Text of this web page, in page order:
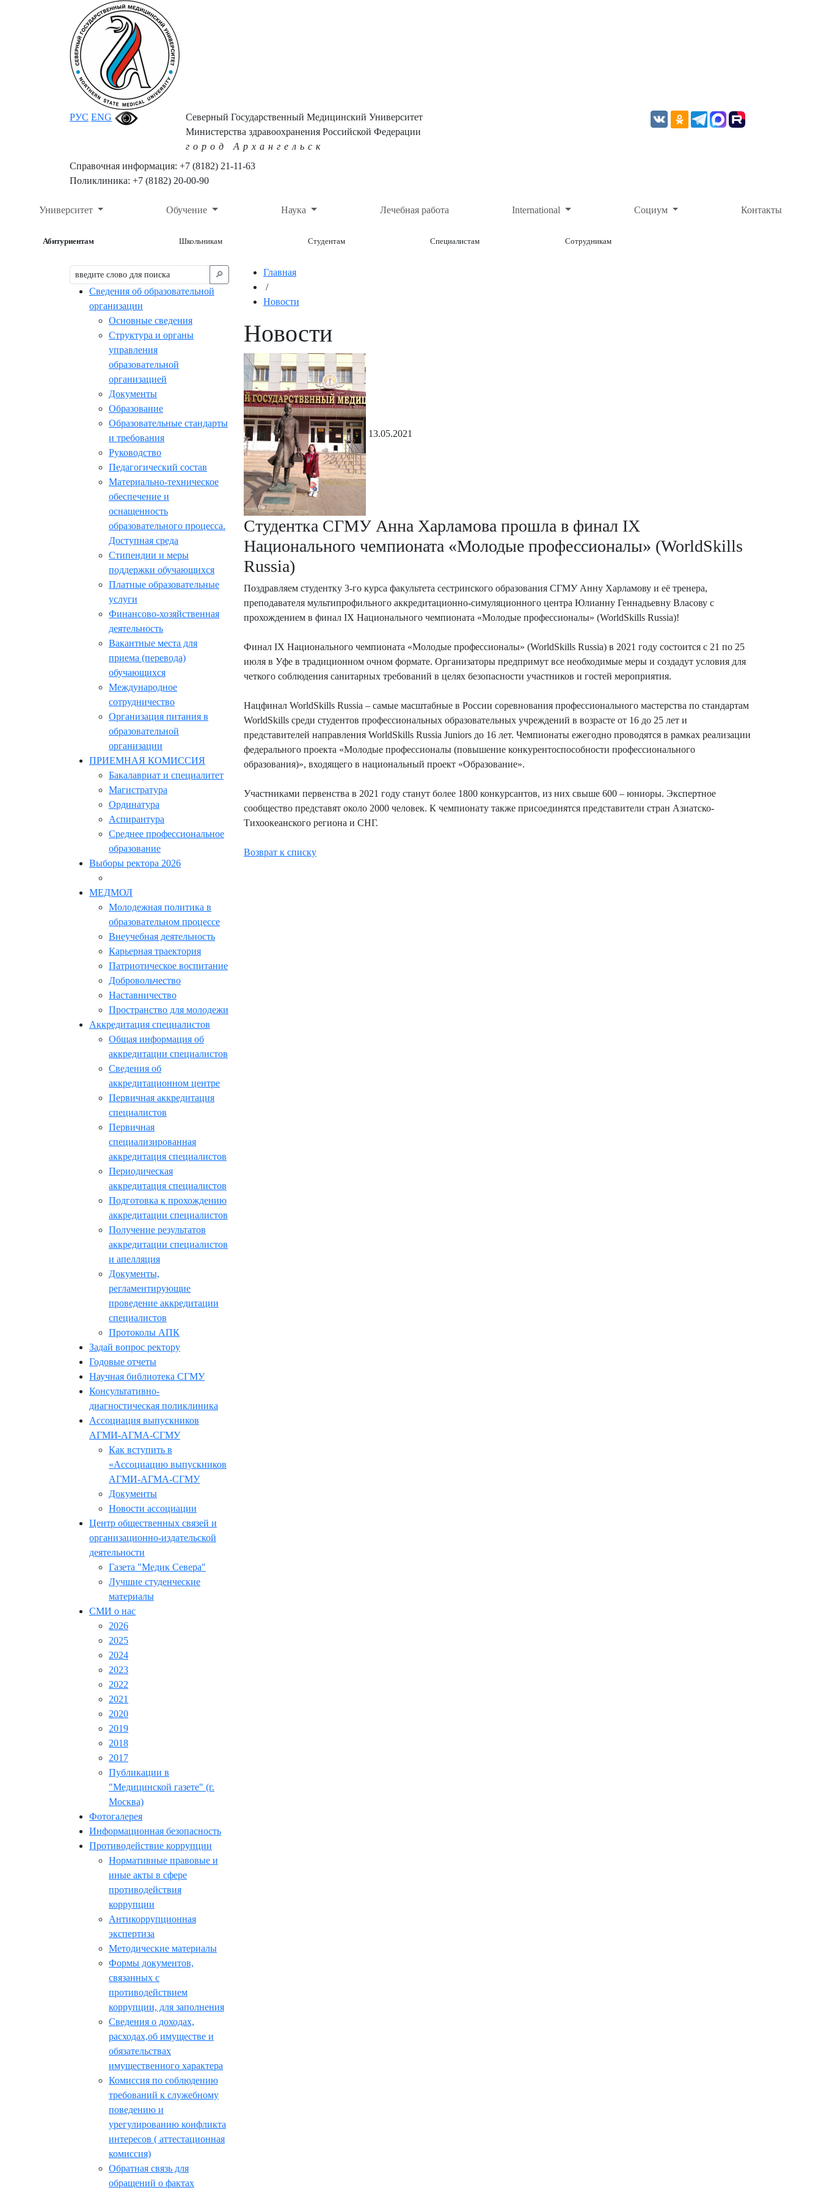
РУС ENG
Северный Государственный Медицинский Университет
Министерства здравоохранения Российской Федерации
город Архангельск
Справочная информация: +7 (8182) 21-11-63
Поликлиника: +7 (8182) 20-00-90
Университет Обучение Наука Лечебная работа International Социум Контакты
Абитуриентам Школьникам Студентам Специалистам Сотрудникам
🔎︎
Сведения об образовательной
организации
Основные сведения
Структура и органы
управления
образовательной
организацией
Документы
Образование
Образовательные стандарты
и требования
Руководство
Педагогический состав
Материально-техническое
обеспечение и
оснащенность
образовательного процесса.
Доступная среда
Стипендии и меры
поддержки обучающихся
Платные образовательные
услуги
Финансово-хозяйственная
деятельность
Вакантные места для
приема (перевода)
обучающихся
Международное
сотрудничество
Организация питания в
образовательной
организации
ПРИЕМНАЯ КОМИССИЯ
Бакалавриат и специалитет
Магистратура
Ординатура
Аспирантура
Среднее профессиональное
образование
Выборы ректора 2026
МЕДМОЛ
Молодежная политика в
образовательном процессе
Внеучебная деятельность
Карьерная траектория
Патриотическое воспитание
Добровольчество
Наставничество
Пространство для молодежи
Аккредитация специалистов
Общая информация об
аккредитации специалистов
Сведения об
аккредитационном центре
Первичная аккредитация
специалистов
Первичная
специализированная
аккредитация специалистов
Периодическая
аккредитация специалистов
Подготовка к прохождению
аккредитации специалистов
Получение результатов
аккредитации специалистов
и апелляция
Документы,
регламентирующие
проведение аккредитации
специалистов
Протоколы АПК
Задай вопрос ректору
Годовые отчеты
Научная библиотека СГМУ
Консультативно-
диагностическая поликлиника
Ассоциация выпускников
АГМИ-АГМА-СГМУ
Как вступить в
«Ассоциацию выпускников
АГМИ-АГМА-СГМУ
Документы
Новости ассоциации
Центр общественных связей и
организационно-издательской
деятельности
Газета "Медик Севера"
Лучшие студенческие
материалы
СМИ о нас
2026
2025
2024
2023
2022
2021
2020
2019
2018
2017
Публикации в
"Медицинской газете" (г.
Москва)
Фотогалерея
Информационная безопасность
Противодействие коррупции
Нормативные правовые и
иные акты в сфере
противодействия
коррупции
Антикоррупционная
экспертиза
Методические материалы
Формы документов,
связанных с
противодействием
коррупции, для заполнения
Сведения о доходах,
расходах,об имуществе и
обязательствах
имущественного характера
Комиссия по соблюдению
требований к служебному
поведению и
урегулированию конфликта
интересов ( аттестационная
комиссия)
Обратная связь для
обращений о фактах
Главная
/
Новости
Новости
13.05.2021
Студентка СГМУ Анна Харламова прошла в финал IX
Национального чемпионата «Молодые профессионалы» (WorldSkills
Russia)
Поздравляем студентку 3-го курса факультета сестринского образования СГМУ Анну Харламову и её тренера,
преподавателя мультипрофильного аккредитационно-симуляционного центра Юлианну Геннадьевну Власову с
прохождением в финал IX Национального чемпионата «Молодые профессионалы» (WorldSkills Russia)!
Финал IX Национального чемпионата «Молодые профессионалы» (WorldSkills Russia) в 2021 году состоится с 21 по 25
июля в Уфе в традиционном очном формате. Организаторы предпримут все необходимые меры и создадут условия для
четкого соблюдения санитарных требований в целях безопасности участников и гостей мероприятия.
Нацфинал WorldSkills Russia – самые масштабные в России соревнования профессионального мастерства по стандартам
WorldSkills среди студентов профессиональных образовательных учреждений в возрасте от 16 до 25 лет и
представителей направления WorldSkills Russia Juniors до 16 лет. Чемпионаты ежегодно проводятся в рамках реализации
федерального проекта «Молодые профессионалы (повышение конкурентоспособности профессионального
образования)», входящего в национальный проект «Образование».
Участниками первенства в 2021 году станут более 1800 конкурсантов, из них свыше 600 – юниоры. Экспертное
сообщество представят около 2000 человек. К чемпионату также присоединятся представители стран Азиатско-
Тихоокеанского региона и СНГ.
Возврат к списку